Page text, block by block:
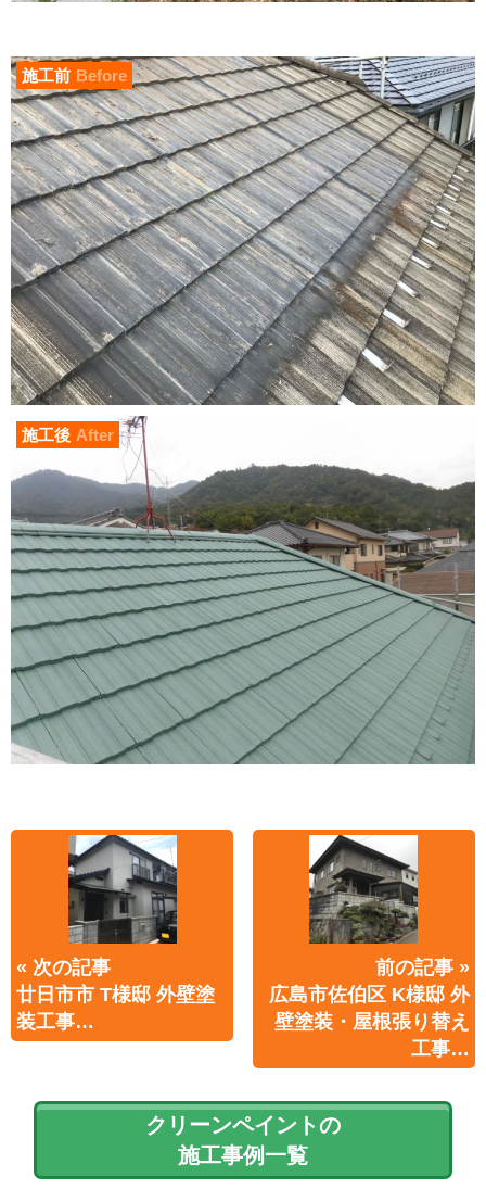
施工前 Before
施工後 After
« 次の記事
廿日市市 T様邸 外壁塗
装工事…
前の記事 »
広島市佐伯区 K様邸 外
壁塗装・屋根張り替え
工事…
クリーンペイントの
施工事例一覧